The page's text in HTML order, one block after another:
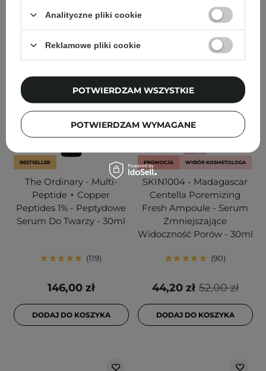
DODAJ DO KOSZYKA
BESTSELLER
The Ordinary - Multi-
Peptide + Copper
Peptides 1% - Peptydowe
Serum Do Twarzy - 30ml
119
146,00 zł
DODAJ DO KOSZYKA
PROMOCJA WYBÓR KOSMETOLOGA
SKIN1004 - Madagascar
Centella Poremizing
Fresh Ampoule - Serum
Zmniejszające
Widoczność Porów - 30ml
90
52,00 zł
44,20 zł
DODAJ DO KOSZYKA
Analityczne pliki cookie
Reklamowe pliki cookie
POTWIERDZAM WYMAGANE
POTWIERDZAM WSZYSTKIE